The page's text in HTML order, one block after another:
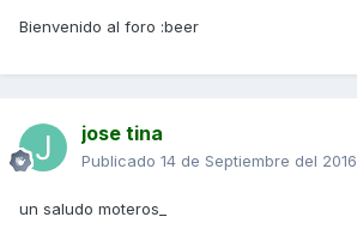
Bienvenido al foro :beer
jose tina
Publicado 14 de Septiembre del 2016
un saludo moteros_